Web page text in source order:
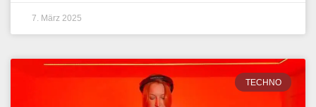
7. März 2025
TECHNO